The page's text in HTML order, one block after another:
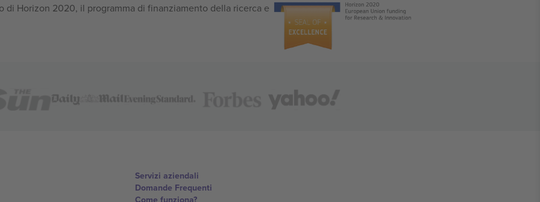
di Horizon 2020, il programma di finanziamento della ricerca e
Servizi aziendali
Domande Frequenti
Come funziona?